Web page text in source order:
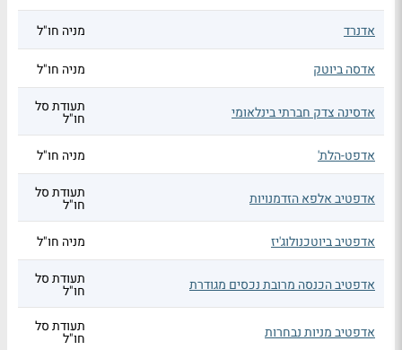
אדנרד מניה חו"ל
אדסה ביוטק מניה חו"ל
אדסינה צדק חברתי בינלאומי תעודת סל
חו"ל
אדפט-הלת'
מניה חו"ל
אדפטיב אלפא הזדמנויות תעודת סל
חו"ל
אדפטיב ביוטכנולוג'יז
מניה חו"ל
אדפטיב הכנסה מרובת נכסים מגודרת תעודת סל
חו"ל
אדפטיב מניות נבחרות תעודת סל
חו"ל